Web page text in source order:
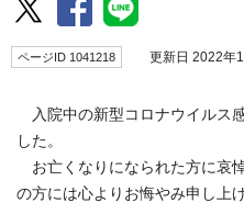
ページID 1041218 更新日 2022年1
入院中の新型コロナウイルス
した。
お亡くなりになられた方に哀
の方には心よりお悔やみ申し上げ